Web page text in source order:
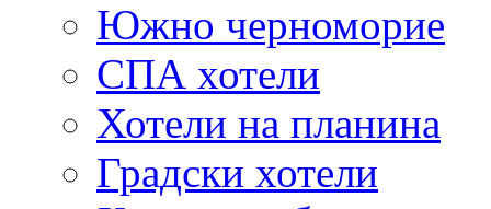
Южно черноморие
СПА хотели
Хотели на планина
Градски хотели